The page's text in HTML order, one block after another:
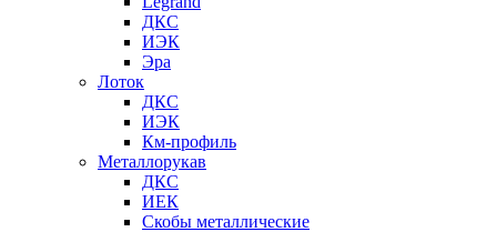
ДКС
ИЭК
Эра
Лоток
ДКС
ИЭК
Км-профиль
Металлорукав
ДКС
ИЕК
Скобы металлические